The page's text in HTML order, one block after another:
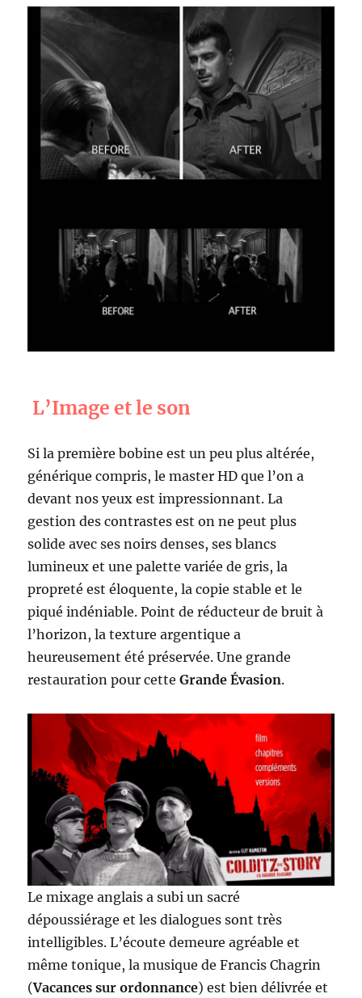
L’Image et le son
Si la première bobine est un peu plus altérée,
générique compris, le master HD que l’on a
devant nos yeux est impressionnant. La
gestion des contrastes est on ne peut plus
solide avec ses noirs denses, ses blancs
lumineux et une palette variée de gris, la
propreté est éloquente, la copie stable et le
piqué indéniable. Point de réducteur de bruit à
l’horizon, la texture argentique a
heureusement été préservée. Une grande
restauration pour cetteGrande Évasion.
Le mixage anglais a subi un sacré
dépoussiérage et les dialogues sont très
intelligibles. L’écoute demeure agréable et
même tonique, la musique de Francis Chagrin
(Vacances sur ordonnance) est bien délivrée et